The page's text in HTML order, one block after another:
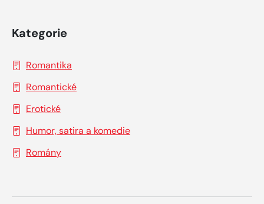
Kategorie
Romantika
Romantické
Erotické
Humor, satira a komedie
Romány